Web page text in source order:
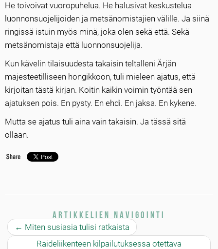
He toivoivat vuoropuhelua. He halusivat keskustelua
luonnonsuojelijoiden ja metsänomistajien välille. Ja siinä
ringissä istuin myös minä, joka olen sekä että. Sekä
metsänomistaja että luonnonsuojelija.
Kun kävelin tilaisuudesta takaisin teltalleni Ärjän
majesteetilliseen hongikkoon, tuli mieleen ajatus, että
kirjoitan tästä kirjan. Koitin kaikin voimin työntää sen
ajatuksen pois. En pysty. En ehdi. En jaksa. En kykene.
Mutta se ajatus tuli aina vain takaisin. Ja tässä sitä
ollaan.
Artikkelien navigointi
← Miten susiasia tulisi ratkaista
Raideliikenteen kilpailutuksessa otettava